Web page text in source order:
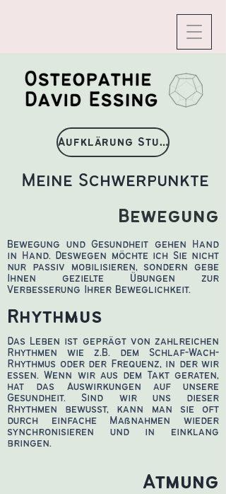
Aufklärung Studienteilnehmende.pdf
Meine Schwerpunkte
Bewegung
Bewegung und Gesundheit gehen Hand
in Hand. Deswegen möchte ich Sie nicht
nur passiv mobilisieren, sondern gebe
Ihnen gezielte Übungen zur
Verbesserung Ihrer Beweglichkeit.
Rhythmus
Das Leben ist geprägt von zahlreichen
Rhythmen wie z.B. dem Schlaf-Wach-
Rhythmus oder der Frequenz, in der wir
essen. Wenn wir aus dem Takt geraten,
hat das Auswirkungen auf unsere
Gesundheit. Sind wir uns dieser
Rhythmen bewusst, kann man sie oft
durch einfache Maßnahmen wieder
synchronisieren und in einklang
bringen.
Atmung